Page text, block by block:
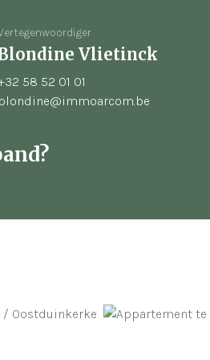
Vlietinck
58 52 01 01
blondine@immoarcom.be